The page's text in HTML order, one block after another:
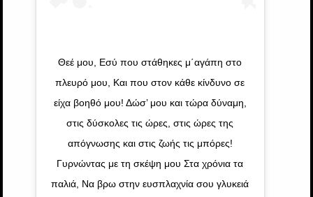
Θεέ μου, Εσύ που στάθηκες μ΄αγάπη στο
πλευρό μου, Και που στον κάθε κίνδυνο σε
είχα βοηθό μου! Δώσ’ μου και τώρα δύναμη,
στις δύσκολες τις ώρες, στις ώρες της
απόγνωσης και στις ζωής τις μπόρες!
Γυρνώντας με τη σκέψη μου Στα χρόνια τα
παλιά, Να βρω στην ευσπλαχνία σου γλυκειά